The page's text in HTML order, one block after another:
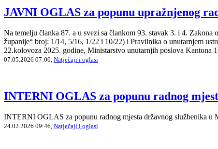
JAVNI OGLAS za popunu upražnjenog
Na temelju članka 87. a u svezi sa člankom 93. stavak 3. i 4.
županije“ broj: 1/14, 5/16, 1/22 i 10/22) i Pravilnika o unutarnjem
22.kolovoza 2025. godine, Ministarstvo unutarnjih poslova Kantona
07.05.2026 07:00, Natječaji i oglasi
INTERNI OGLAS za popunu radnog
INTERNI OGLAS za popunu radnog mjesta državnog službenika u
24.02.2026 09:46, Natječaji i oglasi